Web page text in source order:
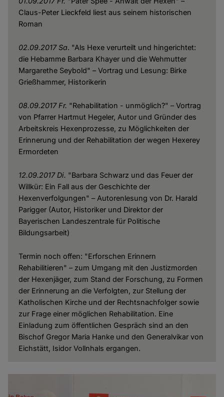
Claus-Peter Lieckfeld liest aus seinem historischen
Roman
02.09.2017 Sa. "Als Hexe verurteilt und hingerichtet:
die Hebamme Barbara Khayer und die Wehmutter
Margarethe Seybold" – Vortrag und Lesung: Birke
Grießhammer, Historikerin
08.09.2017 Fr. "Rehabilitation - unmöglich?" – Vortrag
von Pfarrer Hartmut Hegeler, Autor und Gründer des
Arbeitskreis Hexenprozesse, zu Möglichkeiten der
Erinnerung und der Rehabilitation der wegen Hexerey
Ermordeten
12.09.2017 Di. "Barbara Schwarz und das Feuer der
Willkür: Ein Fall aus der Geschichte der
Hexenverfolgungen" – Autorenlesung von Dr. Harald
Parigger (Autor, Historiker und Direktor der
Bayerischen Landeszentrale für Politische
Bildungsarbeit)
Termin noch offen: "Erforschen Erinnern
Rehabilitieren" – zum Umgang mit den Justizmorden
der Hexenjäger, zum Stand der Forschung, zu Formen
der Erinnerung an die Verfolgten, zur Stellung der
Katholischen Kirche und der Rechtsnachfolger sowie
zur Frage einer möglichen Rehabilitation. Eine
Einladung zum öffentlichen Gespräch sind an den
Bischof Gregor Maria Hanke und den Generalvikar von
Eichstätt, Isidor Vollnhals ergangen.